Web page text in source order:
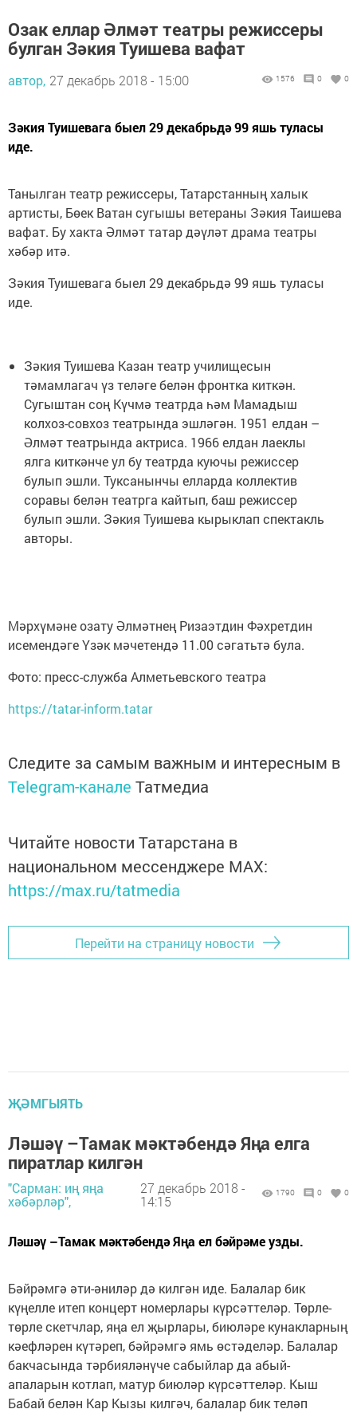
Озак еллар Әлмәт театры режиссеры
булган Зәкия Туишева вафат
автор, 27 декабрь 2018 - 15:00 1576 0 0
Зәкия Туишевага быел 29 декабрьдә 99 яшь туласы
иде.
Танылган театр режиссеры, Татарстанның халык
артисты, Бөек Ватан сугышы ветераны Зәкия Таишева
вафат. Бу хакта Әлмәт татар дәүләт драма театры
хәбәр итә.
Зәкия Туишевага быел 29 декабрьдә 99 яшь туласы
иде.
Зәкия Туишева Казан театр училищесын
тәмамлагач үз теләге белән фронтка киткән.
Сугыштан соң Күчмә театрда һәм Мамадыш
колхоз-совхоз театрында эшләгән. 1951 елдан –
Әлмәт театрында актриса. 1966 елдан лаеклы
ялга киткәнче ул бу театрда куючы режиссер
булып эшли. Туксанынчы елларда коллектив
соравы белән театрга кайтып, баш режиссер
булып эшли. Зәкия Туишева кырыклап спектакль
авторы.
Мәрхүмәне озату Әлмәтнең Ризаэтдин Фәхретдин
исемендәге Үзәк мәчетендә 11.00 сәгатьтә була.
Фото: пресс-служба Алметьевского театра
https://tatar-inform.tatar
Следите за самым важным и интересным в
Telegram-канале Татмедиа
Читайте новости Татарстана в
национальном мессенджере MАХ:
https://max.ru/tatmedia
Перейти на страницу новости
ҖӘМГЫЯТЬ
Ләшәү –Тамак мәктәбендә Яңа елга
пиратлар килгән
"Сарман: иң яңа
хәбәрләр",
27 декабрь 2018 -
14:15
1790 0 0
Ләшәү –Тамак мәктәбендә Яңа ел бәйрәме узды.
Бәйрәмгә әти-әниләр дә килгән иде. Балалар бик
күңелле итеп концерт номерлары күрсәттеләр. Төрле-
төрле скетчлар, яңа ел җырлары, биюләре кунакларның
кәефләрен күтәреп, бәйрәмгә ямь өстәделәр. Балалар
бакчасында тәрбияләнүче сабыйлар да абый-
апаларын котлап, матур биюләр күрсәттеләр. Кыш
Бабай белән Кар Кызы килгәч, балалар бик теләп